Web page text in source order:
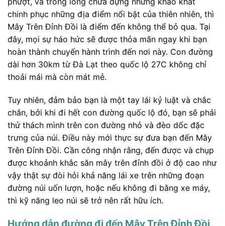
chinh phục những địa điểm nổi bật của thiên nhiên, thì
Mây Trên Đỉnh Đồi là điểm đến không thể bỏ qua. Tại
đây, mọi sự háo hức sẽ được thỏa mãn ngay khi bạn
hoàn thành chuyến hành trình đến nơi này. Con đường
dài hơn 30km từ Đà Lạt theo quốc lộ 27C không chỉ
thoải mái mà còn mát mẻ.
Tuy nhiên, đảm bảo bạn là một tay lái kỷ luật và chắc
chắn, bởi khi đi hết con đường quốc lộ đó, bạn sẽ phải
thử thách mình trên con đường nhỏ và đèo dốc đặc
trưng của núi. Điều này mới thực sự đưa bạn đến Mây
Trên Đỉnh Đồi. Cần công nhận rằng, đến được và chụp
được khoảnh khắc săn mây trên đỉnh đồi ở độ cao như
vậy thật sự đòi hỏi khả năng lái xe trên những đoạn
đường núi uốn lượn, hoặc nếu không đi bằng xe máy,
thì kỹ năng leo núi sẽ trở nên rất hữu ích.
Hướng dẫn đường đi đến Mây Trên Đỉnh Đồi